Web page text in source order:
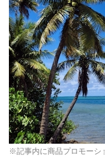
※記事内に商品プロモーシ